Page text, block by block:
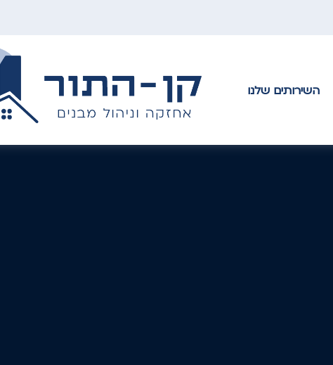
השירותים שלנו